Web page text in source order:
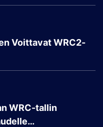
Voittavat WRC2-
WRC-tallin